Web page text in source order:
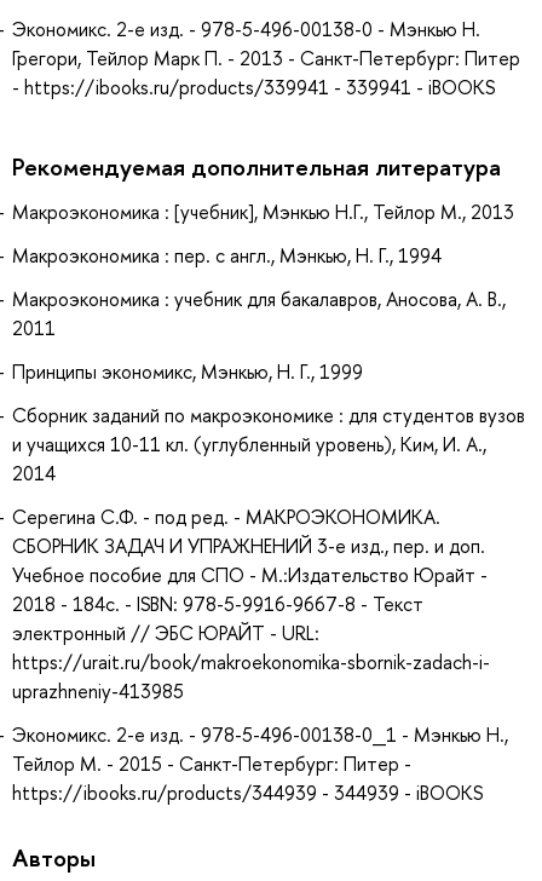
Экономикс. 2-е изд. - 978-5-496-00138-0 - Мэнкью Н.
Грегори, Тейлор Марк П. - 2013 - Санкт-Петербург: Питер
- https://ibooks.ru/products/339941 - 339941 - iBOOKS
Рекомендуемая дополнительная литература
Макроэкономика : [учебник], Мэнкью Н.Г., Тейлор М., 2013
Макроэкономика : пер. с англ., Мэнкью, Н. Г., 1994
Макроэкономика : учебник для бакалавров, Аносова, А. В.,
2011
Принципы экономикс, Мэнкью, Н. Г., 1999
Сборник заданий по макроэкономике : для студентов вузов
и учащихся 10-11 кл. (углубленный уровень), Ким, И. А.,
2014
Серегина С.Ф. - под ред. - МАКРОЭКОНОМИКА.
СБОРНИК ЗАДАЧ И УПРАЖНЕНИЙ 3-е изд., пер. и доп.
Учебное пособие для СПО - М.:Издательство Юрайт -
2018 - 184с. - ISBN: 978-5-9916-9667-8 - Текст
электронный // ЭБС ЮРАЙТ - URL:
https://urait.ru/book/makroekonomika-sbornik-zadach-i-
uprazhneniy-413985
Экономикс. 2-е изд. - 978-5-496-00138-0_1 - Мэнкью Н.,
Тейлор М. - 2015 - Санкт-Петербург: Питер -
https://ibooks.ru/products/344939 - 344939 - iBOOKS
Авторы